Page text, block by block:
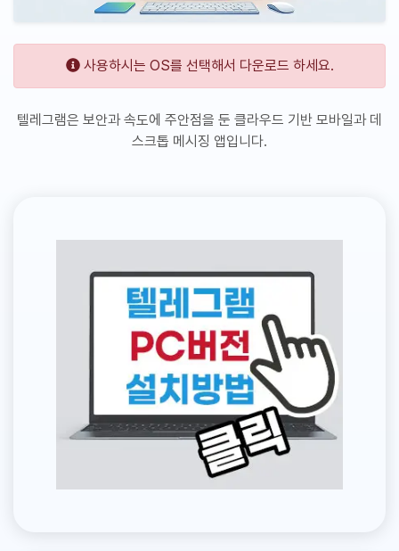
사용하시는 OS를 선택해서 다운로드 하세요.
텔레그램은 보안과 속도에 주안점을 둔 클라우드 기반 모바일과 데
스크톱 메시징 앱입니다.